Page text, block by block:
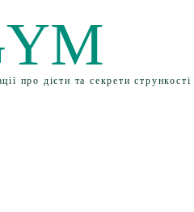
про дієти та секрети стрункості .